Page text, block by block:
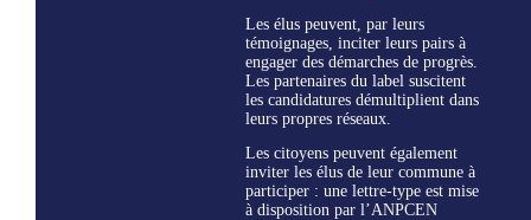
Les élus peuvent, par leurs
témoignages, inciter leurs pairs à
engager des démarches de progrès.
Les partenaires du label suscitent
les candidatures démultiplient dans
leurs propres réseaux.
Les citoyens peuvent également
inviter les élus de leur commune à
participer : une lettre-type est mise
à disposition par l’ANPCEN